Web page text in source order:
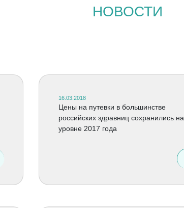
НОВОСТИ
16.03.2018
Цены на путевки в большинстве
российских здравниц сохранились на
уровне 2017 года